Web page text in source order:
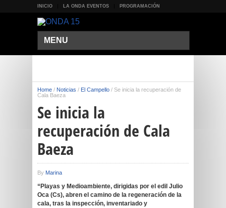
INICIO LA ONDA EVENTOS PROGRAMACIÓN
MENU
Home / Noticias / El Campello / Se inicia la recuperación de
Cala Baeza
Se inicia la
recuperación de Cala
Baeza
By Marina
“Playas y Medioambiente, dirigidas por el edil Julio
Oca (Cs), abren el camino de la regeneración de la
cala, tras la inspección, inventariado y